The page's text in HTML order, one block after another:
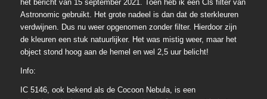
het bericht van 15 september 2021. Toen heb ik een Cls filter van
Astronomic gebruikt. Het grote nadeel is dan dat de sterkleuren
verdwijnen. Dus nu weer opgenomen zonder filter. Hierdoor zijn
de kleuren een stuk natuurlijker. Het was mistig weer, maar het
object stond hoog aan de hemel en wel 2,5 uur belicht!
Info:
IC 5146, ook bekend als de Cocoon Nebula, is een